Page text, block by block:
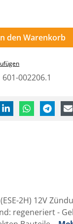
Gib den
den Warenkorb
601-002206.1
2H) 12V
regeneriert -